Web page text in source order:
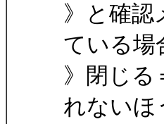
》と確認
ている場
》閉じる
れないほ